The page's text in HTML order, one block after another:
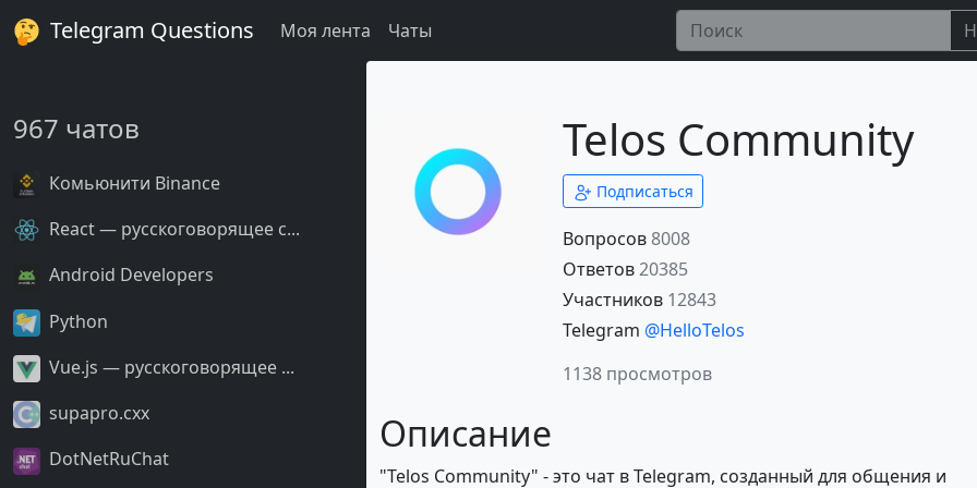
Telegram Questions Моя лента Чаты
967 чатов
Комьюнити Binance
React — русскоговорящее с...
Android Developers
Python
Vue.js — русскоговорящее ...
supapro.cxx
DotNetRuChat
Telos Community
Подписаться
Вопросов8008
Ответов20385
Участников 12843
Telegram @HelloTelos
1138 просмотров
Описание
"Telos Community" - это чат в Telegram, созданный для общения и